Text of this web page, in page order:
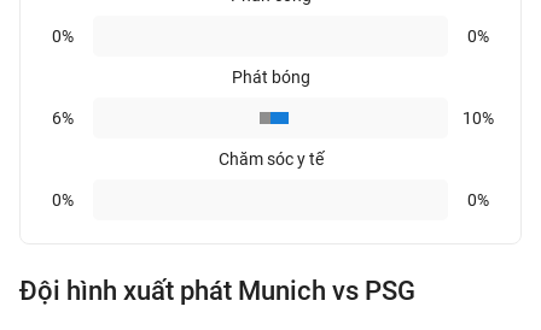
0% 0%
Phát bóng
6% 10%
Chăm sóc y tế
0% 0%
Đội hình xuất phát Munich vs PSG